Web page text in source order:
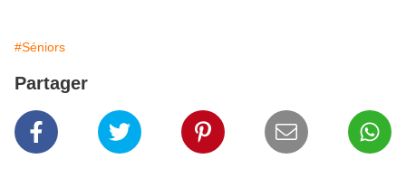
#Séniors
Partager